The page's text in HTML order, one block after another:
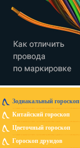
Зодиакальный гороскоп
Китайский гороскоп
Цветочный гороскоп
Гороскоп друидов